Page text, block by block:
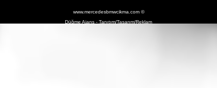
www.mercedesbmwcikma.com ©
Düğme Ajans - Tanıtım/Tasarım/Reklam